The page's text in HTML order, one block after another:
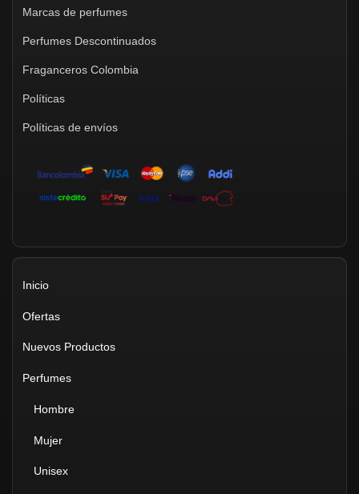
Marcas de perfumes
Perfumes Descontinuados
Fraganceros Colombia
Políticas
Políticas de envíos
Inicio
Ofertas
Nuevos Productos
Perfumes
Hombre
Mujer
Unisex